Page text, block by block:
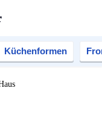
Küchenformen